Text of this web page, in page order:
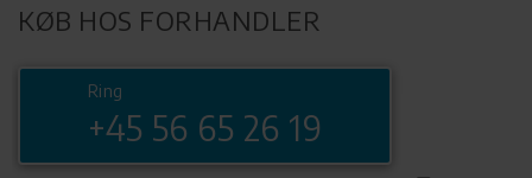
KØB HOS FORHANDLER
Ring
+45 56 65 26 19